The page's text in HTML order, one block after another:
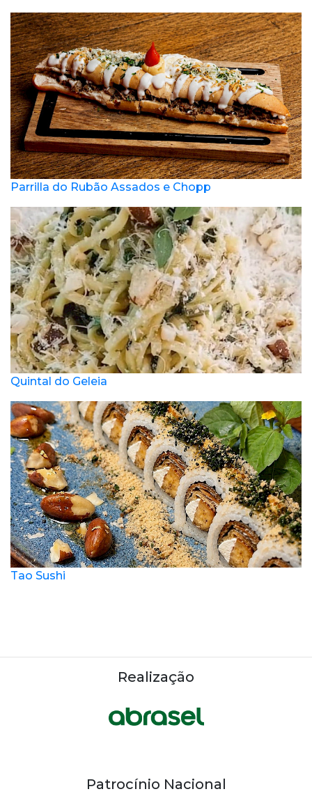
Parrilla do Rubão Assados e Chopp
Quintal do Geleia
Tao Sushi
Realização
Patrocínio Nacional